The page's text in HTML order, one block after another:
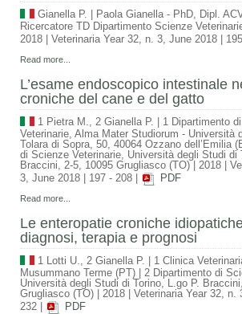
Gianella P.
Paola Gianella - PhD, Dipl.
Ricercatore TD Dipartimento Scienze
2018
Veterinaria Year 32, n. 3, June 2018
Read more...
L’esame endoscopico intestinale
croniche del cane e del gatto
1 Pietra M., 2 Gianella P.
1 Dipartimento
Veterinarie, Alma Mater Studiorum - Università
Tolara di Sopra, 50, 40064 Ozzano dell’Emilia
di Scienze Veterinarie, Università degli Studi di
Braccini, 2-5, 10095 Grugliasco (TO)
2018
3, June 2018
197 - 208 PDF
Read more...
Le enteropatie croniche
diagnosi, terapia e prognosi
1 Lotti U., 2 Gianella P.
1 Clinica
Musummano Terme (PT) | 2 Dipartimento di
Università degli Studi di Torino, L.go P.
Grugliasco (TO)
2018 Veterinaria Year 32, n.
232
PDF